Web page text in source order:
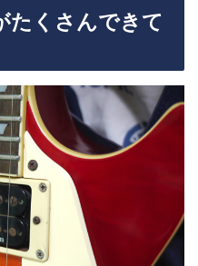
たくさんできて